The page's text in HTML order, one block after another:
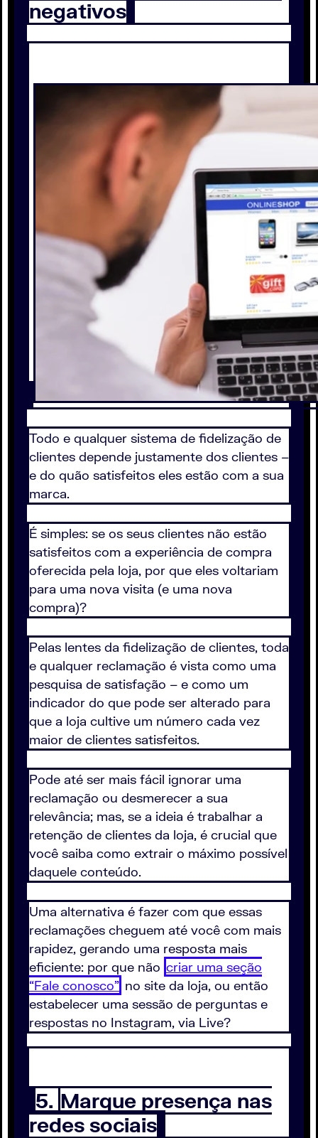
negativos
Todo e qualquer sistema de fidelização de
clientes depende justamente dos clientes –
e do quão satisfeitos eles estão com a sua
marca.
É simples: se os seus clientes não estão
satisfeitos com a experiência de compra
oferecida pela loja, por que eles voltariam
para uma nova visita (e uma nova
compra)?
Pelas lentes da fidelização de clientes, toda
e qualquer reclamação é vista como uma
pesquisa de satisfação – e como um
indicador do que pode ser alterado para
que a loja cultive um número cada vez
maior de clientes satisfeitos.
Pode até ser mais fácil ignorar uma
reclamação ou desmerecer a sua
relevância; mas, se a ideia é trabalhar a
retenção de clientes da loja, é crucial que
você saiba como extrair o máximo possível
daquele conteúdo.
Uma alternativa é fazer com que essas
reclamações cheguem até você com mais
rapidez, gerando uma resposta mais
eficiente: por que não criar uma seção
“Fale conosco” no site da loja, ou então
estabelecer uma sessão de perguntas e
respostas no Instagram, via Live?
5. Marque presença nas
redes sociais